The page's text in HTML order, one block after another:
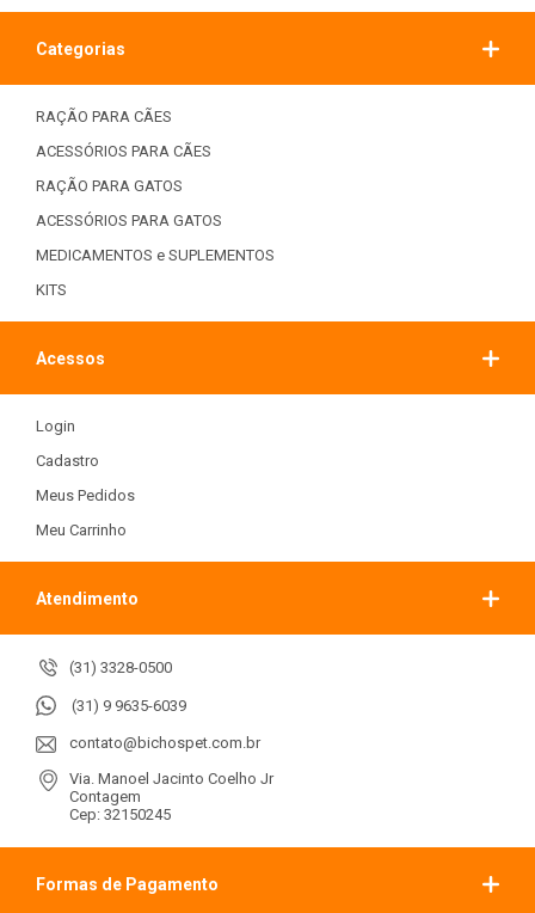
Categorias
RAÇÃO PARA CÃES
ACESSÓRIOS PARA CÃES
RAÇÃO PARA GATOS
ACESSÓRIOS PARA GATOS
MEDICAMENTOS e SUPLEMENTOS
KITS
Acessos
Login
Cadastro
Meus Pedidos
Meu Carrinho
Atendimento
(31) 3328-0500
(31) 9 9635-6039
contato@bichospet.com.br
Via. Manoel Jacinto Coelho Jr
Contagem
Cep: 32150245
Formas de Pagamento